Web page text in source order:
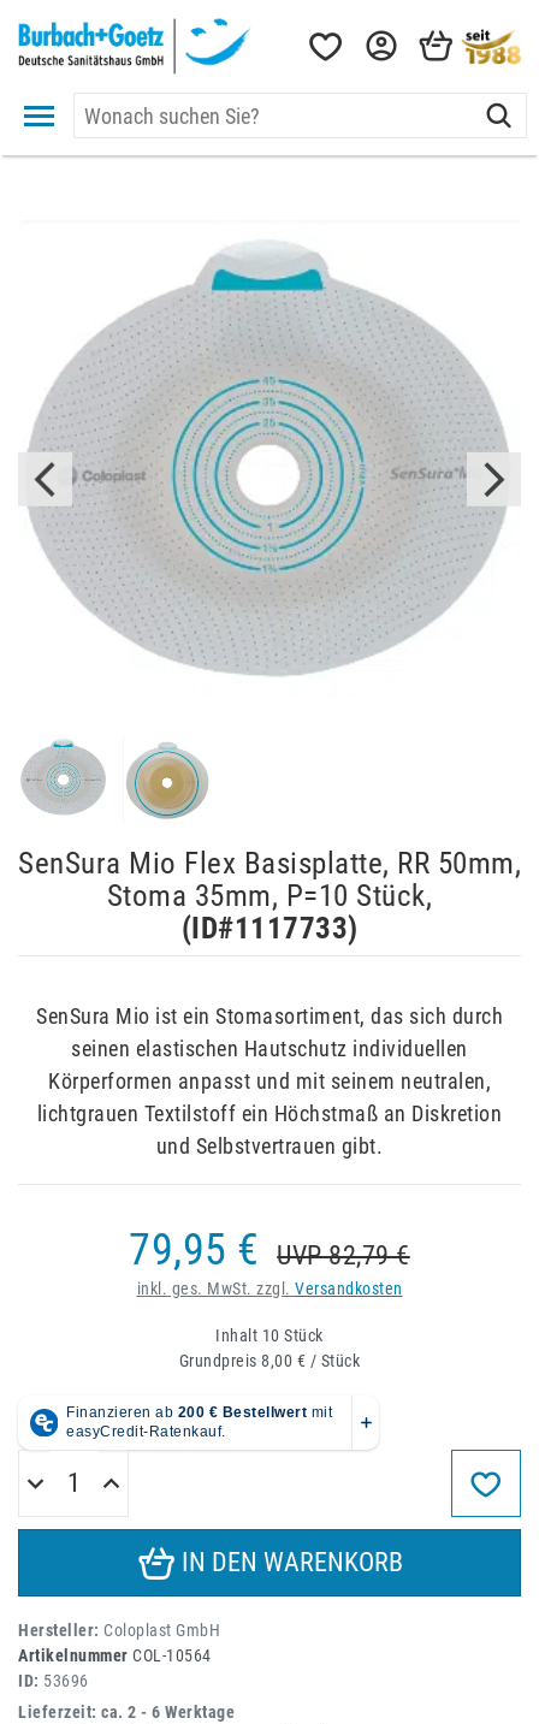
SenSura Mio Flex Basisplatte, RR 50mm,
Stoma 35mm, P=10 Stück,
(ID#1117733)
SenSura Mio ist ein Stomasortiment, das sich durch
seinen elastischen Hautschutz individuellen
Körperformen anpasst und mit seinem neutralen,
lichtgrauen Textilstoff ein Höchstmaß an Diskretion
und Selbstvertrauen gibt.
79,95 € UVP 82,79 €
inkl. ges. MwSt. zzgl. Versandkosten
Inhalt 10Stück
Grundpreis8,00 € / Stück
IN DEN WARENKORB
Hersteller: Coloplast GmbH
Artikelnummer COL-10564
ID: 53696
Lieferzeit: ca. 2 - 6 Werktage